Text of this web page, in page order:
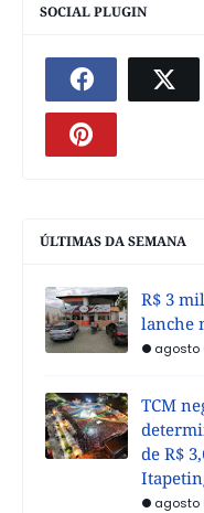
SOCIAL PLUGIN
ÚLTIMAS DA SEMANA
R$ 3
lanche
agosto
TCM
de R$
agosto